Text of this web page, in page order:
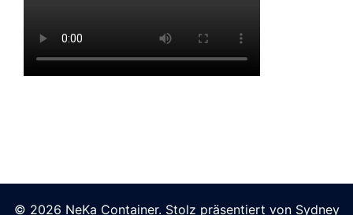
© 2026 NeKa Container. Stolz präsentiert von Sydney